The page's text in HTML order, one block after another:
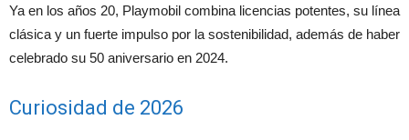
Ya en los años 20, Playmobil combina licencias potentes, su línea
clásica y un fuerte impulso por la sostenibilidad, además de haber
celebrado su 50 aniversario en 2024.
Curiosidad de 2026